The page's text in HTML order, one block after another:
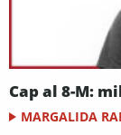
Cap al 8-M:
MARGALIDA